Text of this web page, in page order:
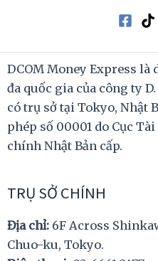
DCOM Money Express
đa quốc gia của công ty
có trụ sở tại Tokyo, Nhật
phép số 00001 do Cục
chính Nhật Bản cấp.
TRỤ SỞ CHÍNH
Địa chỉ: 6F Across
Chuo-ku, Tokyo.